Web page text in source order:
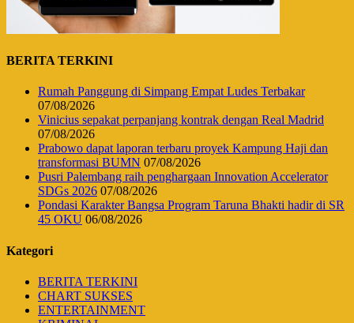
BERITA TERKINI
Rumah Panggung di Simpang Empat Ludes Terbakar
07/08/2026
Vinicius sepakat perpanjang kontrak dengan Real Madrid
07/08/2026
Prabowo dapat laporan terbaru proyek Kampung Haji dan
transformasi BUMN 07/08/2026
Pusri Palembang raih penghargaan Innovation Accelerator
SDGs 2026 07/08/2026
Pondasi Karakter Bangsa Program Taruna Bhakti hadir di SR
45 OKU 06/08/2026
Kategori
BERITA TERKINI
CHART SUKSES
ENTERTAINMENT